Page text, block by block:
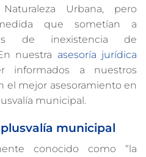
Urbana, pero
que sometían a
de inexistencia de
nuestra asesoría jurídica
informados a nuestros
el mejor asesoramiento en
municipal.
municipal
conocido como “la